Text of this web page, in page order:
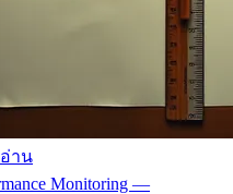
อ่าน
Monitoring —